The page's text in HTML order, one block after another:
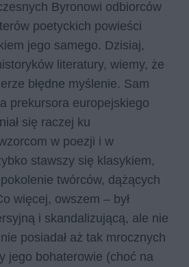
Byronowi odbiorców
poetyckich powieści
jego samego. Dzisiaj,
literatury, wiemy, że
błędne myślenie. Sam
prekursora europejskiego
się raczej ku
w poezji i w
stawszy się klasykiem,
pokolenie twórców, dążących
więcej, owszem – był
i skandalizującą, ale nie
posiadał aż tak mrocznych
jego bohaterowie (choć na